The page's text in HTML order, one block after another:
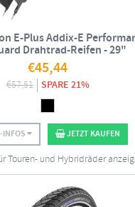
E-Plus Addix-E
Drahtrad-Reifen - 29"
€45,44
€57,51 SPARE 21%
INFOS JETZT KAUFEN
Touren- und Hybridräder